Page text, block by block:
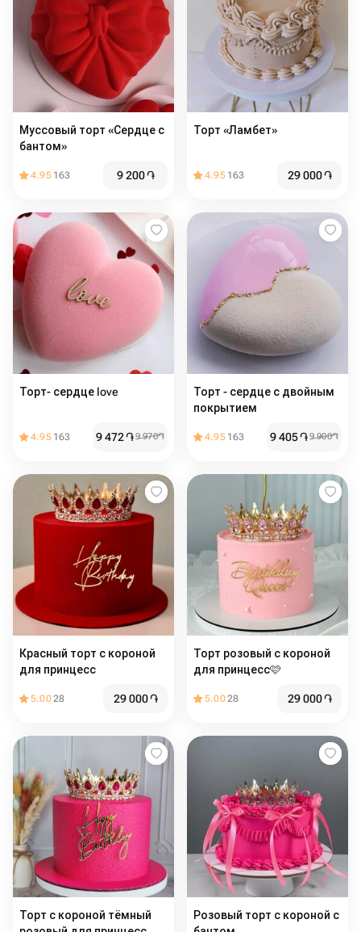
Муссовый торт «Сердце с
бантом»
4.95 163 9 200֏
Торт «Ламбет»
4.95 163 29 000֏
Торт- сердце love
4.95 163 9 472֏9 970֏
Торт - сердце с двойным
покрытием
4.95 163 9 405֏9 900֏
Красный торт с короной
для принцесс
5.0028 29 000֏
Торт розовый с короной
для принцесс🩷
5.0028 29 000֏
Торт с короной тёмный
Розовый торт с короной с